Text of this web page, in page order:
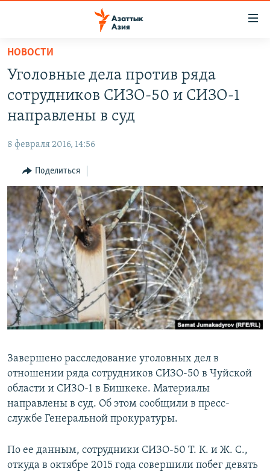
Вернуться
основному
содержанию
Вернутся
главной
навигации
Вернутся
поиску
ТАДЖИКИСТАН
ВОЙНА В УКРАИНЕ
ҚАЗАҚША
КЫРГЫЗЧА
ЎЗБЕКЧА
ТОҶИКӢ
TÜRKMENÇE
Все сайты РСЕ/РС
НОВОСТИ
Уголовные дела против ряда
сотрудников СИЗО-50 и СИЗО-1
направлены в суд
8 февраля 2016, 14:56
Поделиться
Завершено расследование уголовных дел в
отношении ряда сотрудников СИЗО-50 в Чуйской
области и СИЗО-1 в Бишкеке. Материалы
направлены в суд. Об этом сообщили в пресс-
службе Генеральной прокуратуры.
По ее данным, сотрудники СИЗО-50 Т. К. и Ж. С.,
откуда в октябре 2015 года совершили побег девять